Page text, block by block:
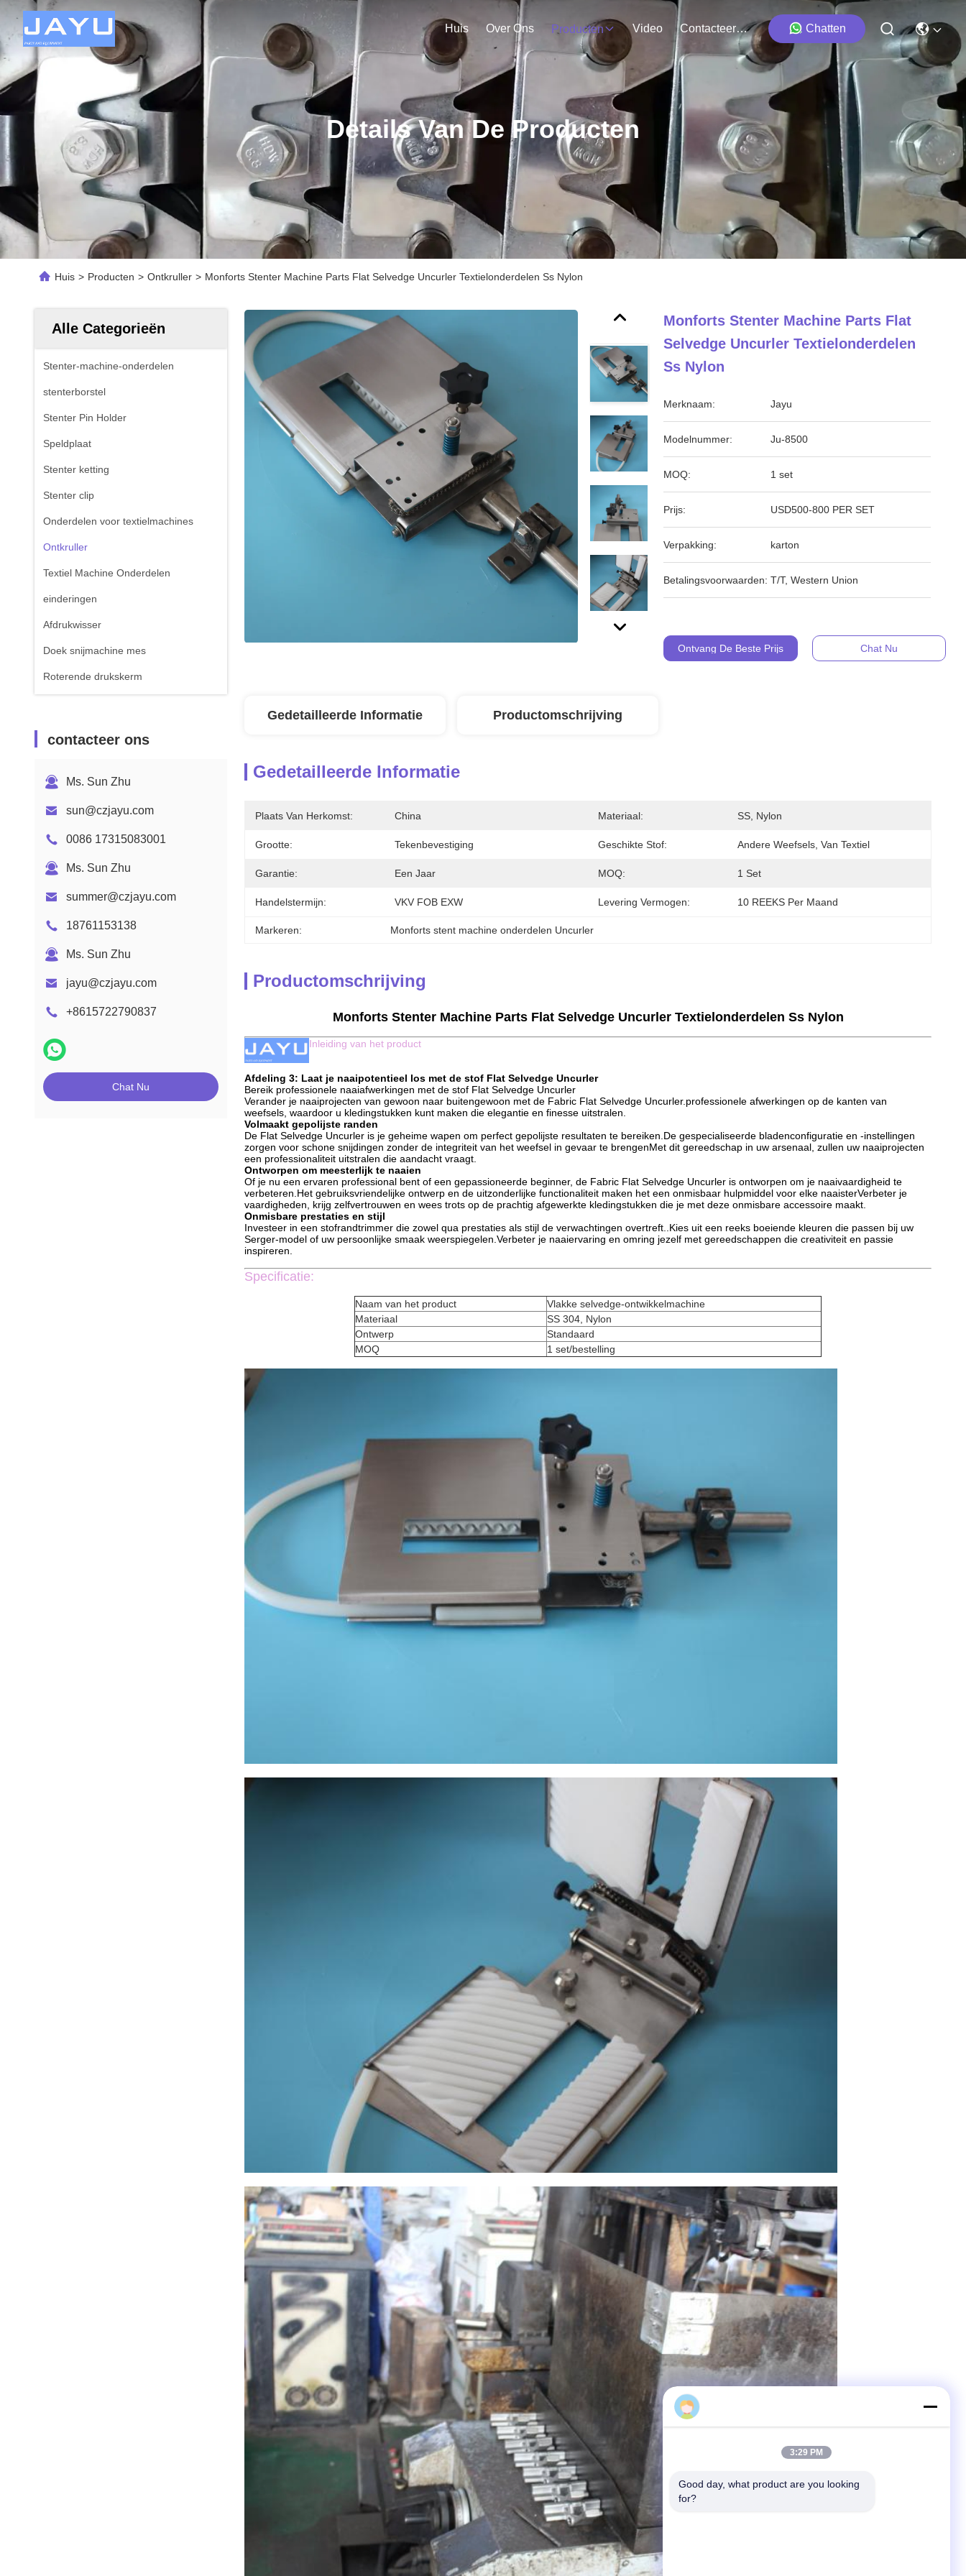
Huis Over Ons Producten Video Contacteer Ons Chatten
Details Van De Producten
Huis > Producten > Ontkruller > Monforts Stenter Machine Parts Flat Selvedge Uncurler Textielonderdelen Ss Nylon
Alle Categorieën
Stenter-machine-onderdelen
stenterborstel
Stenter Pin Holder
Speldplaat
Stenter ketting
Stenter clip
Onderdelen voor textielmachines
Ontkruller
Textiel Machine Onderdelen
einderingen
Afdrukwisser
Doek snijmachine mes
Roterende drukskerm
contacteer ons
Ms. Sun Zhu
sun@czjayu.com
0086 17315083001
Ms. Sun Zhu
summer@czjayu.com
18761153138
Ms. Sun Zhu
jayu@czjayu.com
+8615722790837
Chat Nu
Monforts Stenter Machine Parts Flat
Selvedge Uncurler Textielonderdelen
Ss Nylon
Merknaam: Jayu
Modelnummer: Ju-8500
MOQ: 1 set
Prijs: USD500-800 PER SET
Verpakking: karton
Betalingsvoorwaarden: T/T, Western Union
Ontvang De Beste Prijs Chat Nu
Gedetailleerde Informatie Productomschrijving
Gedetailleerde Informatie
Plaats Van Herkomst: China Materiaal: SS, Nylon
Grootte: Tekenbevestiging Geschikte Stof: Andere Weefsels, Van Textiel
Garantie: Een Jaar MOQ: 1 Set
Handelstermijn: VKV FOB EXW Levering Vermogen: 10 REEKS Per Maand
Markeren: Monforts stent machine onderdelen Uncurler
Productomschrijving
Monforts Stenter Machine Parts Flat Selvedge Uncurler Textielonderdelen Ss Nylon
Inleiding van het product
Afdeling 3: Laat je naaipotentieel los met de stof Flat Selvedge Uncurler
Bereik professionele naaiafwerkingen met de stof Flat Selvedge Uncurler
Verander je naaiprojecten van gewoon naar buitengewoon met de Fabric Flat Selvedge Uncurler.professionele afwerkingen op de kanten van
weefsels, waardoor u kledingstukken kunt maken die elegantie en finesse uitstralen.
Volmaakt gepolijste randen
De Flat Selvedge Uncurler is je geheime wapen om perfect gepolijste resultaten te bereiken.De gespecialiseerde bladenconfiguratie en -instellingen
zorgen voor schone snijdingen zonder de integriteit van het weefsel in gevaar te brengenMet dit gereedschap in uw arsenaal, zullen uw naaiprojecten
een professionaliteit uitstralen die aandacht vraagt.
Ontworpen om meesterlijk te naaien
Of je nu een ervaren professional bent of een gepassioneerde beginner, de Fabric Flat Selvedge Uncurler is ontworpen om je naaivaardigheid te
verbeteren.Het gebruiksvriendelijke ontwerp en de uitzonderlijke functionaliteit maken het een onmisbaar hulpmiddel voor elke naaisterVerbeter je
vaardigheden, krijg zelfvertrouwen en wees trots op de prachtig afgewerkte kledingstukken die je met deze onmisbare accessoire maakt.
Onmisbare prestaties en stijl
Investeer in een stofrandtrimmer die zowel qua prestaties als stijl de verwachtingen overtreft..Kies uit een reeks boeiende kleuren die passen bij uw
Serger-model of uw persoonlijke smaak weerspiegelen.Verbeter je naaiervaring en omring jezelf met gereedschappen die creativiteit en passie
inspireren.
Specificatie:
Naam van het product
Vlakke selvedge-ontwikkelmachine
Materiaal
SS 304, Nylon
Ontwerp
Standaard
MOQ
1 set/bestelling
3:29 PM
Good day, what product are you looking
for?